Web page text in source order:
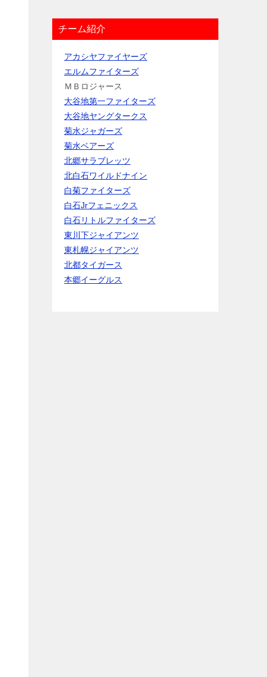
チーム紹介
アカシヤファイヤーズ
エルムファイターズ
ＭＢロジャース
大谷地第一ファイターズ
大谷地ヤングタークス
菊水ジャガーズ
菊水ベアーズ
北郷サラブレッツ
北白石ワイルドナイン
白菊ファイターズ
白石Jrフェニックス
白石リトルファイターズ
東川下ジャイアンツ
東札幌ジャイアンツ
北都タイガース
本郷イーグルス